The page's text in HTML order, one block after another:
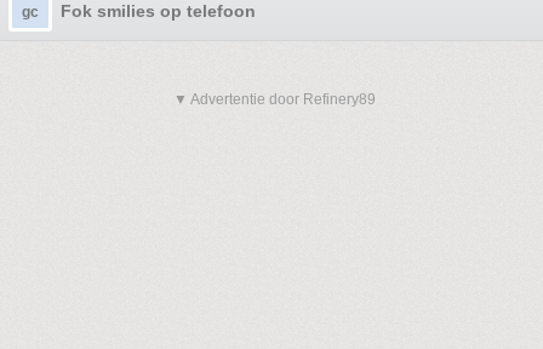
gc Fok smilies op telefoon
▼ Advertentie door Refinery89